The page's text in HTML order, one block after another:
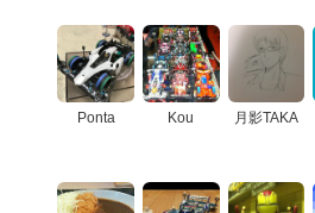
Ponta Kou 月影TAKA